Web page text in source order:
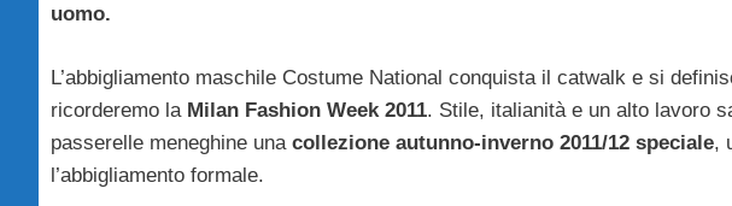
uomo.
L’abbigliamento maschile Costume National conquista il catwalk e si
ricorderemo laMilan Fashion Week 2011. Stile, italianità e un alto lavoro
passerelle meneghine unacollezione autunno-inverno 2011/12 speciale,
l’abbigliamento formale.